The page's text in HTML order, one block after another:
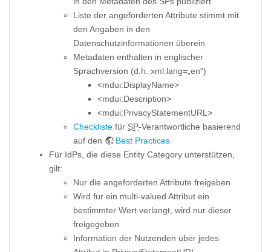
Liste der angeforderten Attribute stimmt mit
den Angaben in den
Datenschutzinformationen überein
Metadaten enthalten in englischer
Sprachversion (d.h. xml:lang=„en“)
<mdui:DisplayName>
<mdui:Description>
<mdui:PrivacyStatementURL>
Checkliste für SP-Verantwortliche basierend
auf den
Best Practices
Für IdPs, die diese Entity Category unterstützen,
gilt:
Nur die angeforderten Attribute freigeben
Wird für ein multi-valued Attribut ein
bestimmter Wert verlangt, wird nur dieser
freigegeben
Information der Nutzenden über jedes